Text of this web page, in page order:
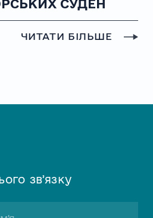
СУДЕН
ЧИТАТИ БІЛЬШЕ
звʼязку